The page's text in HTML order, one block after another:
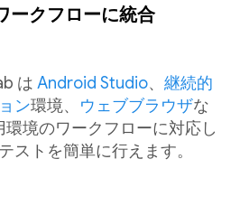
ークフローに統合
は Android Studio、 継続的
ン環境、 ウェブブラウザな
環境のワークフローに対応し
ストを簡単に行えます。